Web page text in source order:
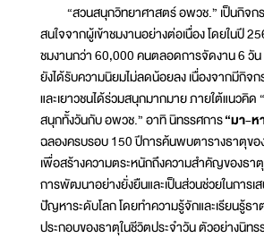
“สวนสนุกวิทยาศาสตร์ อพวช.” เป็นกิจก
สนใจจากผู้เข้าชมงานอย่างต่อเนื่อง โดยในปี
ชมงานกว่า 60,000 คนตลอดการจัดงาน 6 วัน
ยังได้รับความนิยมไม่ลดน้อยลง เนื่องจากมีกิจก
และเยาวชนได้ร่วมสนุกมากมาย ภายใต้แนวคิด
สนุกทั้งวันกับ อพวช.” อาทิ นิทรรศการ“มา-ห
ฉลองครบรอบ 150 ปีการค้นพบตารางธาตุขอ
เพื่อสร้างความตระหนักถึงความสำคัญของธาตุ
การพัฒนาอย่างยั่งยืนและเป็นส่วนช่วยในการเ
ปัญหาระดับโลก โดยทำความรู้จักและเรียนรู้ธ
ประกอบของธาตุในชีวิตประจำวัน ตัวอย่างนิท